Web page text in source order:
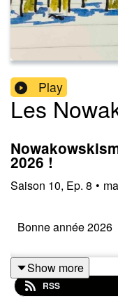
Play
Les
2026 !
Saison 10, Ep. 8 •
Bonne année 2026
Show more
RSS